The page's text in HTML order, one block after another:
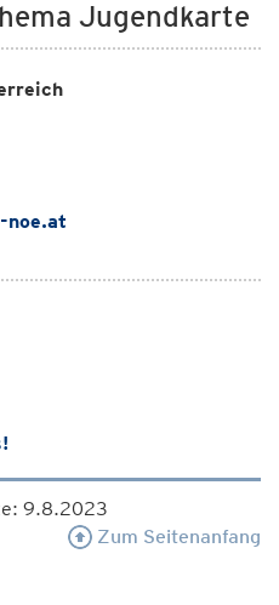
Jugendkarte
noe.at
9.8.2023
Zum Seitenanfang